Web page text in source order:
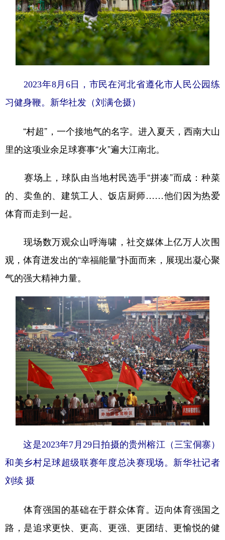
2023年8月6日，市民在河北省遵化市人民公园练
习健身鞭。 新华社发（刘满仓摄）
“村超”，一个接地气的名字。进入夏天，西南大山
里的这项业余足球赛事“火”遍大江南北。
赛场上，球队由当地村民选手“拼凑”而成：种菜
的、卖鱼的、建筑工人、饭店厨师……他们因为热爱
体育而走到一起。
现场数万观众山呼海啸，社交媒体上亿万人次围
观，体育迸发出的“幸福能量”扑面而来，展现出凝心聚
气的强大精神力量。
这是2023年7月29日拍摄的贵州榕江（三宝侗寨）
和美乡村足球超级联赛年度总决赛现场。 新华社记者
刘续 摄
体育强国的基础在于群众体育。迈向体育强国之
路，是追求更快、更高、更强、更团结、更愉悦的健